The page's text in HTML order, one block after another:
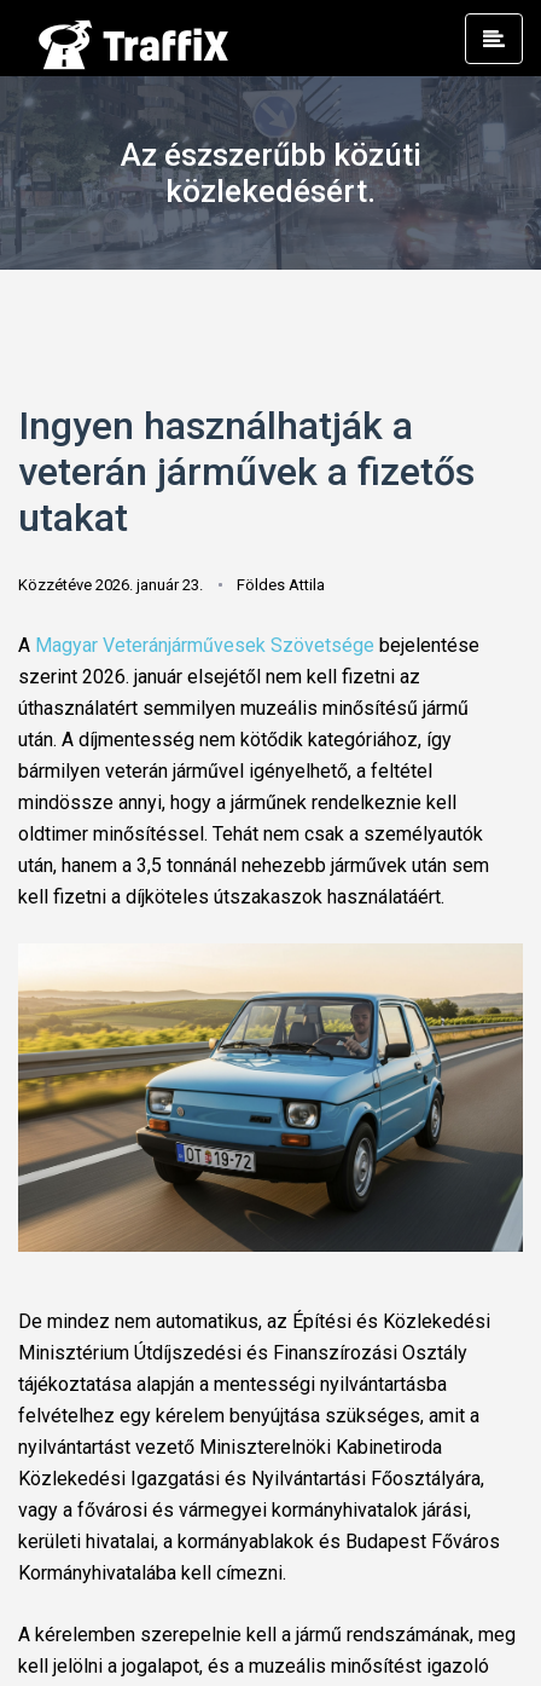
Az észszerűbb közúti
közlekedésért.
Ingyen használhatják a
veterán járművek a fizetős
utakat
Közzétéve 2026. január 23. Földes Attila
A Magyar Veteránjárművesek Szövetsége bejelentése
szerint 2026. január elsejétől nem kell fizetni az
úthasználatért semmilyen muzeális minősítésű jármű
után. A díjmentesség nem kötődik kategóriához, így
bármilyen veterán járművel igényelhető, a feltétel
mindössze annyi, hogy a járműnek rendelkeznie kell
oldtimer minősítéssel. Tehát nem csak a személyautók
után, hanem a 3,5 tonnánál nehezebb járművek után sem
kell fizetni a díjköteles útszakaszok használatáért.
De mindez nem automatikus, az Építési és Közlekedési
Minisztérium Útdíjszedési és Finanszírozási Osztály
tájékoztatása alapján a mentességi nyilvántartásba
felvételhez egy kérelem benyújtása szükséges, amit a
nyilvántartást vezető Miniszterelnöki Kabinetiroda
Közlekedési Igazgatási és Nyilvántartási Főosztályára,
vagy a fővárosi és vármegyei kormányhivatalok járási,
kerületi hivatalai, a kormányablakok és Budapest Főváros
Kormányhivatalába kell címezni.
A kérelemben szerepelnie kell a jármű rendszámának, meg
kell jelölni a jogalapot, és a muzeális minősítést igazoló